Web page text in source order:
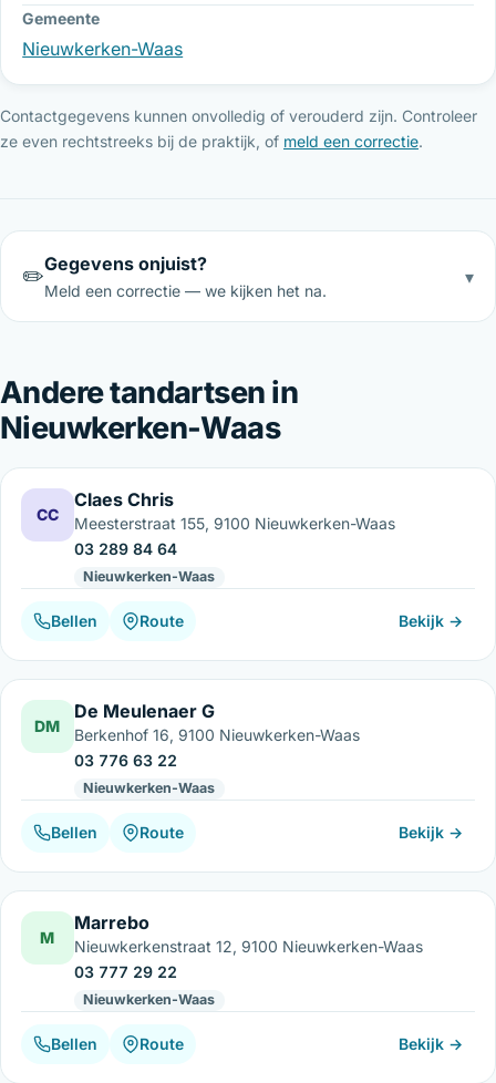
Gemeente
Nieuwkerken-Waas
Contactgegevens kunnen onvolledig of verouderd zijn. Controleer
ze even rechtstreeks bij de praktijk, of meld een correctie.
✏️Gegevens onjuist?
Meld een correctie — we kijken het na.
▾
Andere tandartsen in
Nieuwkerken-Waas
CC
Claes Chris
Meesterstraat 155, 9100 Nieuwkerken-Waas
03 289 84 64
Nieuwkerken-Waas
Bellen Route Bekijk →
DM
De Meulenaer G
Berkenhof 16, 9100 Nieuwkerken-Waas
03 776 63 22
Nieuwkerken-Waas
Bellen Route Bekijk →
M
Marrebo
Nieuwkerkenstraat 12, 9100 Nieuwkerken-Waas
03 777 29 22
Nieuwkerken-Waas
Bellen Route Bekijk →